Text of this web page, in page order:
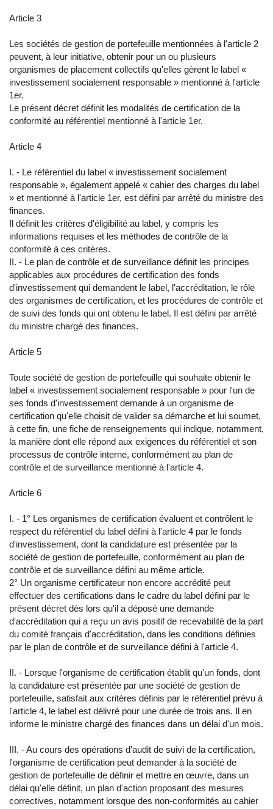
Article 3
Les sociétés de gestion de portefeuille mentionnées à l'article 2
peuvent, à leur initiative, obtenir pour un ou plusieurs
organismes de placement collectifs qu'elles gèrent le label «
investissement socialement responsable » mentionné à l'article
1er.
Le présent décret définit les modalités de certification de la
conformité au référentiel mentionné à l'article 1er.
Article 4
I. - Le référentiel du label « investissement socialement
responsable », également appelé « cahier des charges du label
» et mentionné à l'article 1er, est défini par arrêté du ministre des
finances.
Il définit les critères d'éligibilité au label, y compris les
informations requises et les méthodes de contrôle de la
conformité à ces critères.
II. - Le plan de contrôle et de surveillance définit les principes
applicables aux procédures de certification des fonds
d'investissement qui demandent le label, l'accréditation, le rôle
des organismes de certification, et les procédures de contrôle et
de suivi des fonds qui ont obtenu le label. Il est défini par arrêté
du ministre chargé des finances.
Article 5
Toute société de gestion de portefeuille qui souhaite obtenir le
label « investissement socialement responsable » pour l'un de
ses fonds d'investissement demande à un organisme de
certification qu'elle choisit de valider sa démarche et lui soumet,
à cette fin, une fiche de renseignements qui indique, notamment,
la manière dont elle répond aux exigences du référentiel et son
processus de contrôle interne, conformément au plan de
contrôle et de surveillance mentionné à l'article 4.
Article 6
I. - 1° Les organismes de certification évaluent et contrôlent le
respect du référentiel du label défini à l'article 4 par le fonds
d'investissement, dont la candidature est présentée par la
société de gestion de portefeuille, conformément au plan de
contrôle et de surveillance défini au même article.
2° Un organisme certificateur non encore accrédité peut
effectuer des certifications dans le cadre du label défini par le
présent décret dès lors qu'il a déposé une demande
d'accréditation qui a reçu un avis positif de recevabilité de la part
du comité français d'accréditation, dans les conditions définies
par le plan de contrôle et de surveillance défini à l'article 4.
II. - Lorsque l'organisme de certification établit qu'un fonds, dont
la candidature est présentée par une société de gestion de
portefeuille, satisfait aux critères définis par le référentiel prévu à
l'article 4, le label est délivré pour une durée de trois ans. Il en
informe le ministre chargé des finances dans un délai d'un mois.
III. - Au cours des opérations d'audit de suivi de la certification,
l'organisme de certification peut demander à la société de
gestion de portefeuille de définir et mettre en œuvre, dans un
délai qu'elle définit, un plan d'action proposant des mesures
correctives, notamment lorsque des non-conformités au cahier